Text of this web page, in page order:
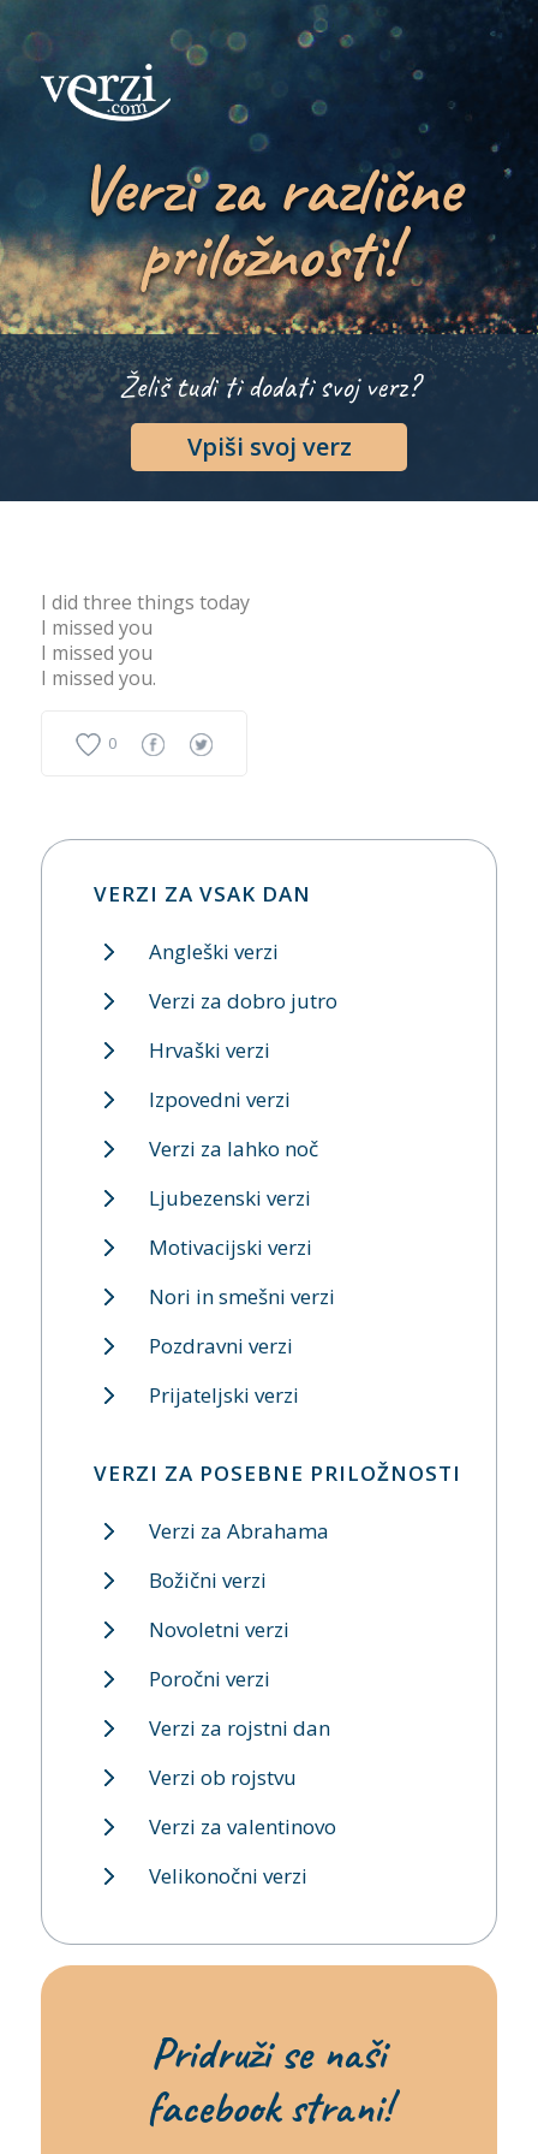
Verzi za različne
priložnosti!
Želiš tudi ti dodati svoj verz?
Vpiši svoj verz
I did three things today
I missed you
I missed you
I missed you.
0
VERZI ZA VSAK DAN
Angleški verzi
Verzi za dobro jutro
Hrvaški verzi
Izpovedni verzi
Verzi za lahko noč
Ljubezenski verzi
Motivacijski verzi
Nori in smešni verzi
Pozdravni verzi
Prijateljski verzi
VERZI ZA POSEBNE PRILOŽNOSTI
Verzi za Abrahama
Božični verzi
Novoletni verzi
Poročni verzi
Verzi za rojstni dan
Verzi ob rojstvu
Verzi za valentinovo
Velikonočni verzi
Pridruži se naši
facebook strani!